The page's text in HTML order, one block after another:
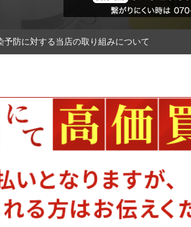
予防に対する当店の取り組みについて